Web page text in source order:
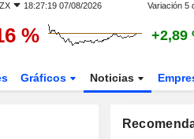
18:27:19 07/08/2026 Variación 5
% +2,89
Gráficos Noticias